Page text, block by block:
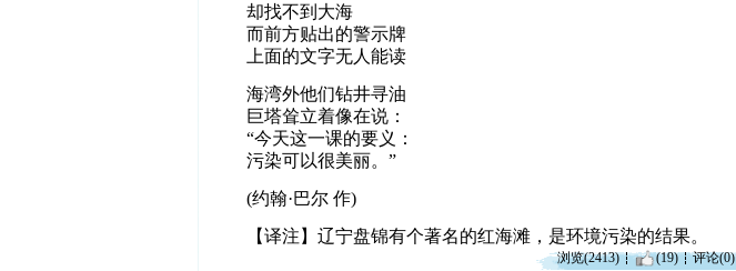
却找不到大海
而前方贴出的警示牌
上面的文字无人能读
海湾外他们钻井寻油
巨塔耸立着像在说：
“今天这一课的要义：
污染可以很美丽。”
(约翰·巴尔 作)
【译注】辽宁盘锦有个著名的红海滩，是环境污染的结果。
浏览(2413) (19) 评论(0)